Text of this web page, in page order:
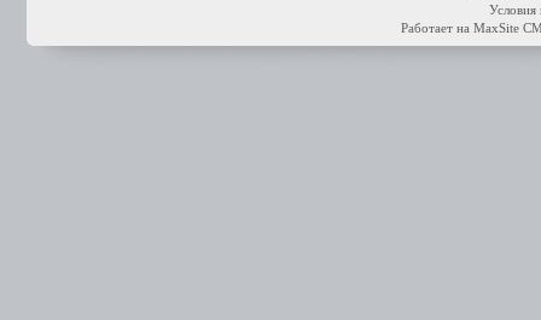
Условия
Работает на MaxSite